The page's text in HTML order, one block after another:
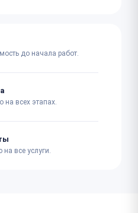
до начала работ.
на всех этапах.
все услуги.